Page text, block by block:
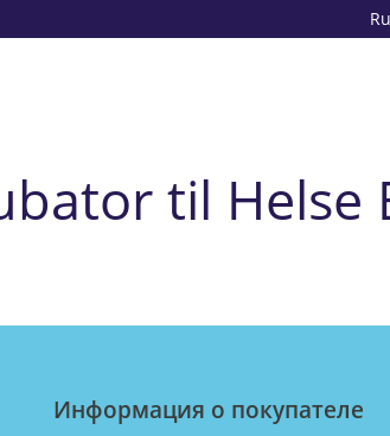
til Helse
Информация о покупателе